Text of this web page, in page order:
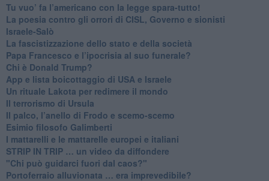
Tu vuo’ fa l’americano con la legge spara-tutto!
La poesia contro gli orrori di CISL, Governo e sionisti
Israele-Salò
​La fascistizzazione dello stato e della società
Papa Francesco e l’ipocrisia al suo funerale?
​Chi è Donald Trump?
App e lista boicottaggio di USA e Israele
​Un rituale Lakota per redimere il mondo
Il terrorismo di Ursula
​Il palco, l’anello di Frodo e scemo-scemo
Esimio filosofo Galimberti
​I mattarelli e le mattarelle europei e italiani
​STRIP IN TRIP … un video da diffondere
"Chi può guidarci fuori dal caos?"
​Portoferraio alluvionata … era imprevedibile?